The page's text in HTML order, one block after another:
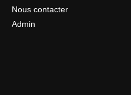
Nous contacter
Admin